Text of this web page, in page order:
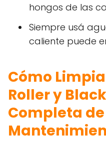
hongos de las
Siempre usá
caliente puede
Cómo
Roller y
Completa de